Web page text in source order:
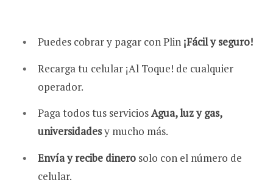
Puedes cobrar y pagar con Plin ¡Fácil y seguro!
Recarga tu celular ¡Al Toque! de cualquier
operador.
Paga todos tus serviciosAgua, luz y gas,
universidadesy mucho más.
Envía y recibe dinero solo con el número de
celular.